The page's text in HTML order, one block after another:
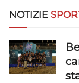
NOTIZIE